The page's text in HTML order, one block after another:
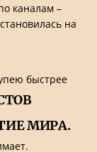
каналам –
на
быстрее
МИРА.